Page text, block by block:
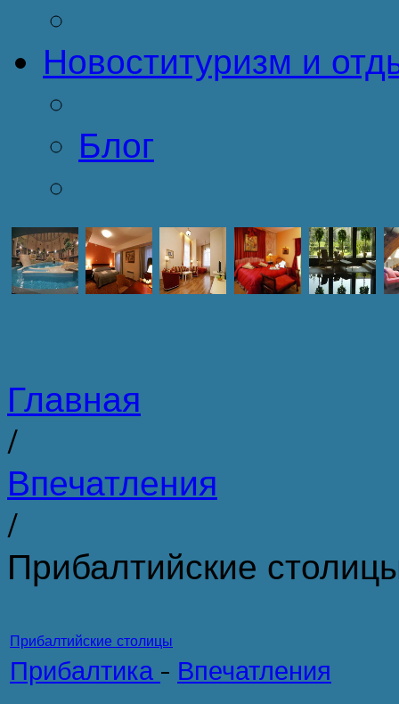
Новоституризм и
Блог
Главная
/
Впечатления
/
Прибалтийские
Прибалтийские столицы
Прибалтика - Впечатления